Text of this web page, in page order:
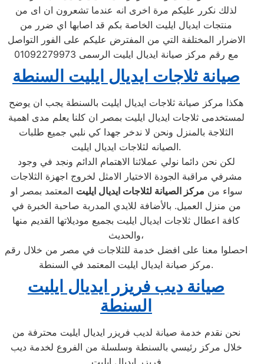
لذلك نكرر عليكم مرة اخرى انه عندما تشعرون ان اى من
منتجات ايديال ايليت الخاصة بكم قد اصابها اي ضرر من
الاضرار المختلفة التي من المفترض عليكم على الفور التواصل
مع رقم مركز صيانة ايديال ايليت الرسمى 01092279973
صيانة ثلاجات ايديال ايليت السنطة
هكذا مركز صيانة ثلاجات ايديال ايليت بالسنطة يجب ان يوضح
لمستخدمى ثلاجات ايديال ايليت بمصر ان كلنا يعلم مدى اهمية
الثلاجة بالمنزل ونحن لا ندخر جهدا كي نلبي جميع طلبات
الصيانه لثلاجات ايديال ايليت.
لكن نحن دائما نولي عملائنا الاهتمام الدائم ونجد في وجود
مشرفي مراقبة الجودة الاختيار الامثل لخروج اجهزة الثلاجات
سواء من مركز الصيانة لثلاجات ايديال ايليت المعتمد بمصر او
من منزل العميل. بالأضافة للايدي المدربة صاحبة الخبرة في
كافة اعطال ثلاجات ايديال ايليت بجميع موديلاتها القديم منها
والحديث،
احصلوا معنا على افضل خدمة للثلاجات في مصر من خلال رقم
مركز صيانة ايديال ايليت المعتمد في السنطة.
صيانة ديب فريزر ايديال ايليت
السنطة
نحن نقدم خدمة صيانة لديب فريزر ايديال ايليت محترفة من
خلال مركز رئيسي بالسنطة وسلسلة من الفروع لخدمة ديب
فريزر ايديال ايليت